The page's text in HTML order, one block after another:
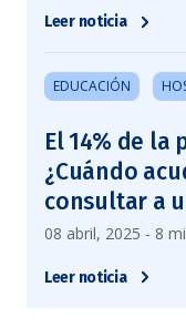
Leer noticia
EDUCACIÓN
El 14% de la
¿Cuándo
consultar a
08 abril, 2025 - 8
Leer noticia